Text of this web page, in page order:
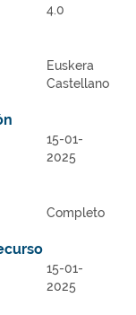
4.0
Euskera
Castellano
15-01-
2025
Completo
15-01-
2025